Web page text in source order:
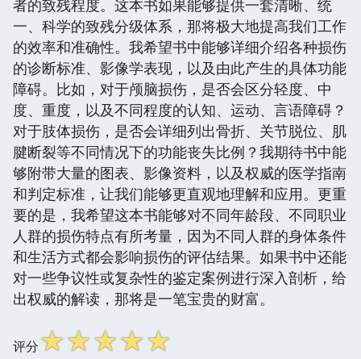
者的致残程度。这本书如果能够提供一套清晰、统
一、科学的致残分级体系，那将极大地提高我们工作
的效率和准确性。我希望书中能够详细介绍各种损伤
的诊断标准、影像学表现，以及由此产生的具体功能
障碍。比如，对于颅脑损伤，是否会区分轻度、中
度、重度，以及不同程度的认知、运动、言语障碍？
对于肢体损伤，是否会详细列出骨折、关节脱位、肌
腱断裂等不同情况下的功能丧失比例？我期待书中能
够附带大量的图表、影像资料，以及权威的医学指南
和判定标准，让我们能够更直观地理解和应用。更重
要的是，我希望这本书能够对不同年龄段、不同职业
人群的损伤特点有所考量，因为不同人群的身体条件
和生活方式都会影响损伤的评估结果。如果书中还能
对一些争议性或复杂性的鉴定案例进行深入剖析，给
出权威的解读，那将是一笔宝贵的财富。
评分☆☆☆☆☆